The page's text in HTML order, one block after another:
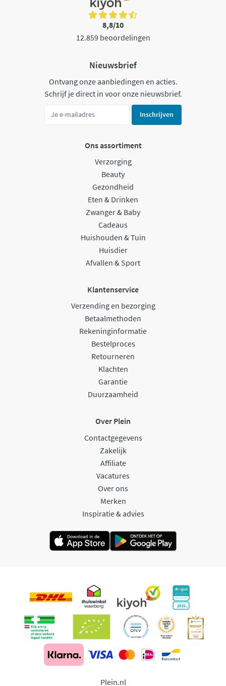
8,8/10
12.859 beoordelingen
Nieuwsbrief
Ontvang onze aanbiedingen en acties.
Schrijf je direct in voor onze nieuwsbrief.
Inschrijven
Ons assortiment
Verzorging
Beauty
Gezondheid
Eten & Drinken
Zwanger & Baby
Cadeaus
Huishouden & Tuin
Huisdier
Afvallen & Sport
Klantenservice
Verzending en bezorging
Betaalmethoden
Rekeninginformatie
Bestelproces
Retourneren
Klachten
Garantie
Duurzaamheid
Over Plein
Contactgegevens
Zakelijk
Affiliate
Vacatures
Over ons
Merken
Inspiratie & advies
Plein.nl